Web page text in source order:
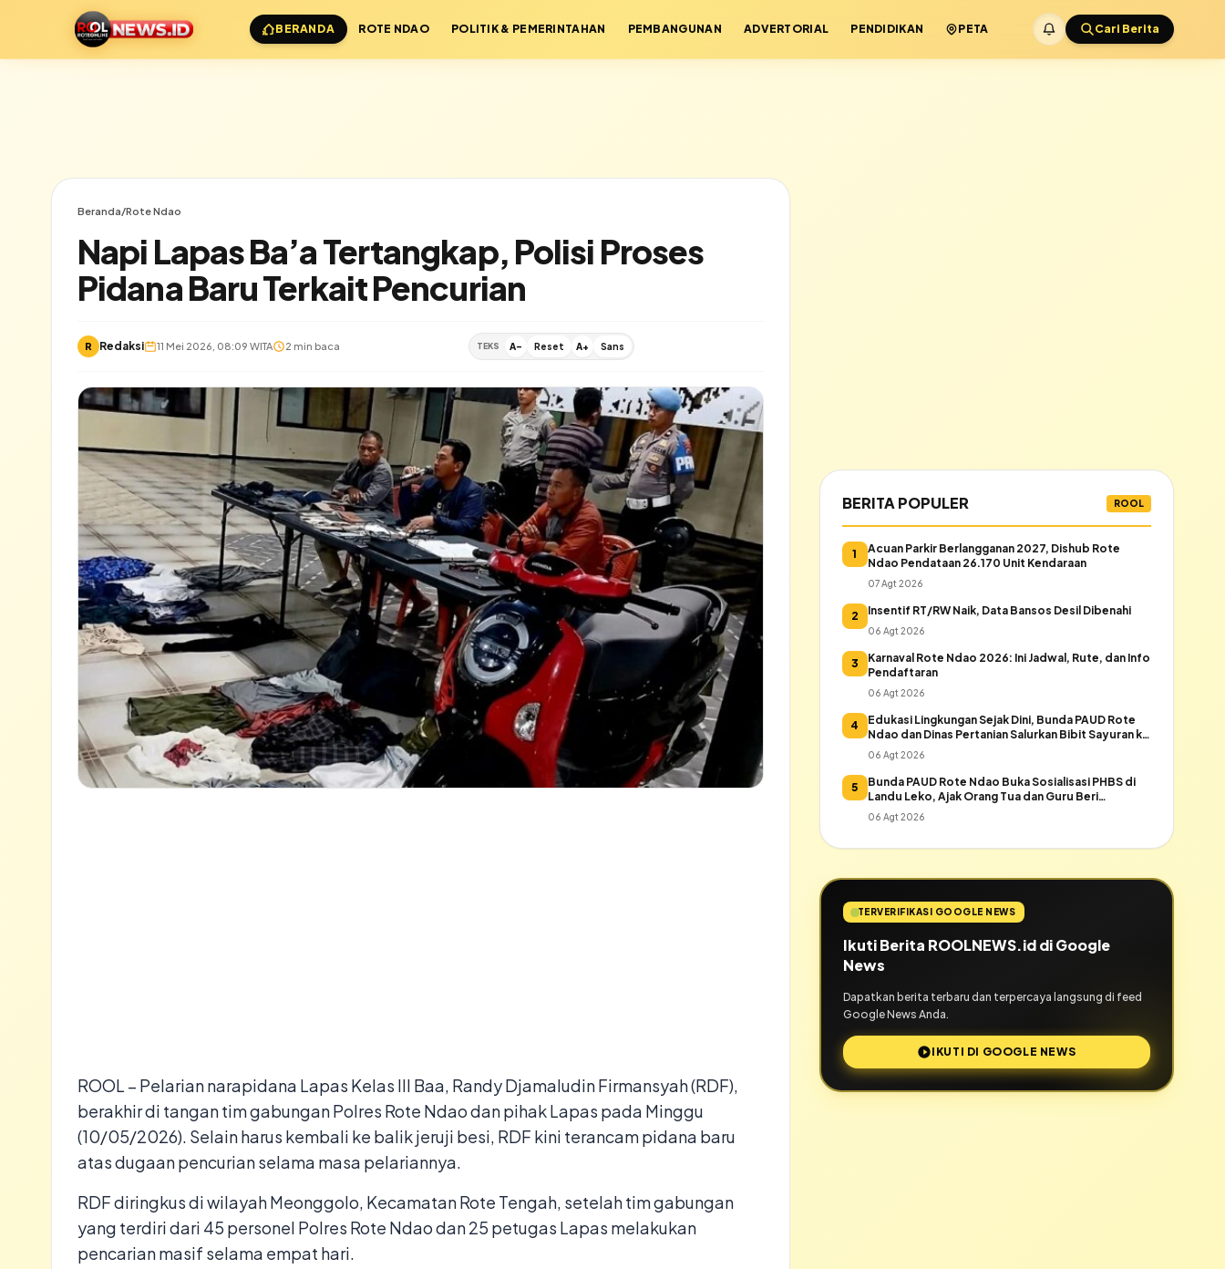
BERANDA ROTE NDAO POLITIK & PEMERINTAHAN PEMBANGUNAN ADVERTORIAL PENDIDIKAN PETA Cari Berita
Beranda/Rote Ndao
Napi Lapas Ba’a Tertangkap, Polisi Proses
Pidana Baru Terkait Pencurian
R Redaksi 11 Mei 2026, 08:09 WITA 2 min baca TEKS A- Reset A+ Sans
ROOL – Pelarian narapidana Lapas Kelas III Baa, Randy Djamaludin Firmansyah (RDF),
berakhir di tangan tim gabungan Polres Rote Ndao dan pihak Lapas pada Minggu
(10/05/2026). Selain harus kembali ke balik jeruji besi, RDF kini terancam pidana baru
atas dugaan pencurian selama masa pelariannya.
​RDF diringkus di wilayah Meonggolo, Kecamatan Rote Tengah, setelah tim gabungan
yang terdiri dari 45 personel Polres Rote Ndao dan 25 petugas Lapas melakukan
pencarian masif selama empat hari.
BERITA POPULER ROOL
1
Acuan Parkir Berlangganan 2027, Dishub Rote
Ndao Pendataan 26.170 Unit Kendaraan
07 Agt 2026
2 Insentif RT/RW Naik, Data Bansos Desil Dibenahi
06 Agt 2026
3
Karnaval Rote Ndao 2026: Ini Jadwal, Rute, dan Info
Pendaftaran
06 Agt 2026
4
Edukasi Lingkungan Sejak Dini, Bunda PAUD Rote
Ndao dan Dinas Pertanian Salurkan Bibit Sayuran ke
Warga Daeloni
06 Agt 2026
5
Bunda PAUD Rote Ndao Buka Sosialisasi PHBS di
Landu Leko, Ajak Orang Tua dan Guru Beri
Keteladanan
06 Agt 2026
TERVERIFIKASI GOOGLE NEWS
Ikuti Berita ROOLNEWS.id di Google
News
Dapatkan berita terbaru dan terpercaya langsung di feed
Google News Anda.
IKUTI DI GOOGLE NEWS
Lihat semua hasil →